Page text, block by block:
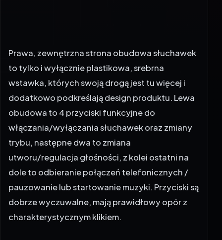
Prawa, zewnętrzna strona obudowa słuchawek
to tylko i wyłącznie plastikowa, srebrna
wstawka, których swoją drogą jest tu więcej i
dodatkowo podkreślają design produktu. Lewa
obudowa to 4 przyciski funkcyjne do
włączania/wyłączania słuchawek oraz zmiany
trybu, następne dwa to zmiana
utworu/regulacja głośności, z kolei ostatni na
dole to odbieranie połączeń telefonicznych /
pauzowanie lub startowanie muzyki. Przyciski są
dobrze wyczuwalne, mają prawidłowy opór z
charakterystycznym klikiem.